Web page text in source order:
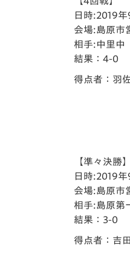
日時:2019
会場:島原市
相手:中里中
結果：4-0
得点者：羽
【準々決勝】
日時:2019
会場:島原市
相手:島原第
結果：3-0
得点者：吉